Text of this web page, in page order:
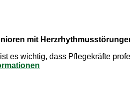
mit
es wichtig, dass Pflegekräfte